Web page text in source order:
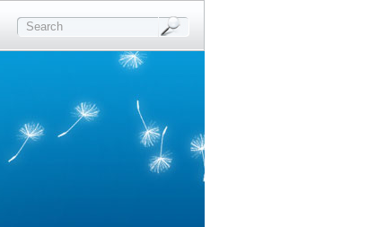
Search